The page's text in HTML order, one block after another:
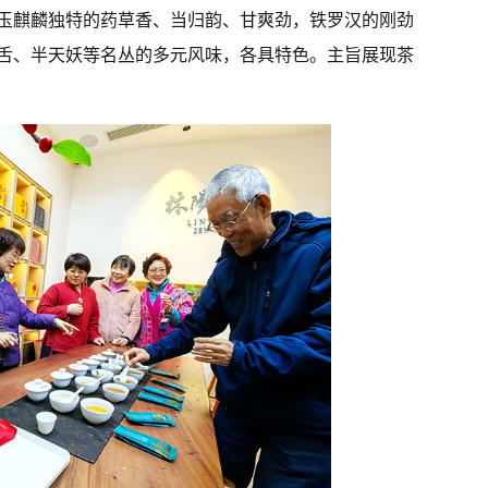
麒麟独特的药草香、当归韵、甘爽劲，铁罗汉的刚劲
、半天妖等名丛的多元风味，各具特色。主旨展现茶